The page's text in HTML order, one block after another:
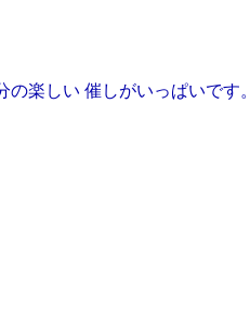
楽しい 催しがいっぱいです。